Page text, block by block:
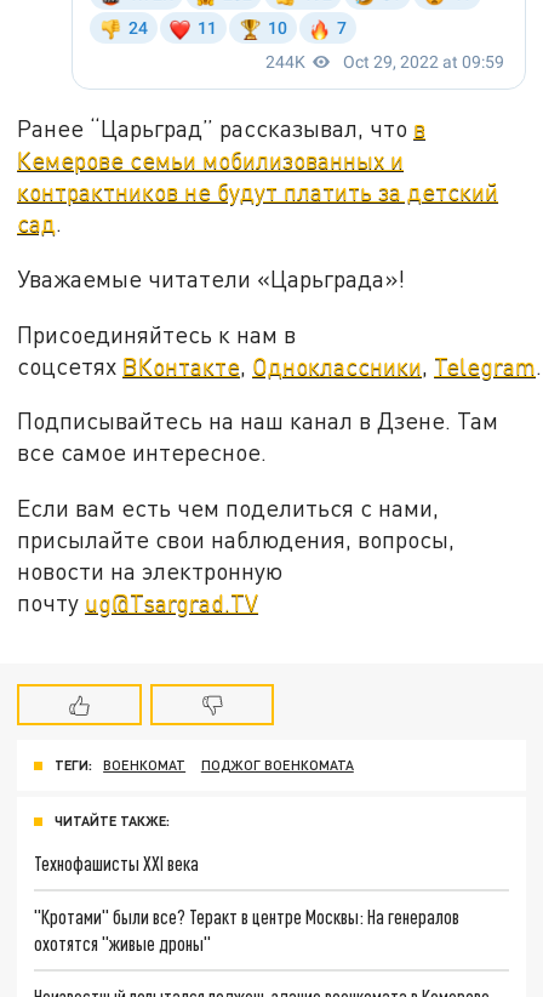
Ранее “Царьград” рассказывал, что в
Кемерове семьи мобилизованных и
контрактников не будут платить за детский
сад.
Уважаемые читатели «Царьграда»!
Присоединяйтесь к нам в
соцсетях ВКонтакте Одноклассники Telegram
Подписывайтесь на наш канал в Дзене. Там
все самое интересное.
Если вам есть чем поделиться с нами,
присылайте свои наблюдения, вопросы,
новости на электронную
почту ug@Tsargrad.TV
ТЕГИ: ВОЕНКОМАТ ПОДЖОГ ВОЕНКОМАТА
ЧИТАЙТЕ ТАКЖЕ:
Технофашисты XXI века
"Кротами" были все? Теракт в центре Москвы: На генералов
охотятся "живые дроны"